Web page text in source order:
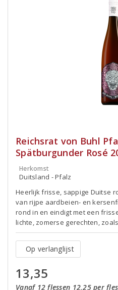
Reichsrat von Buhl
Spätburgunder Rosé
Herkomst
Duitsland - Pfalz
Heerlijk frisse, sappige Duitse
van rijpe aardbeien- en
rond in en eindigt met een
lichte, zomerse gerechten,
Op verlanglijst
13,35
Vanaf 12 flessen 12,25 per fles